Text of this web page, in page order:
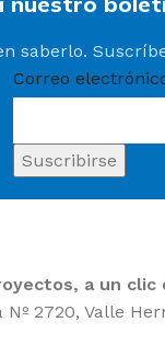
saberlo.
Correo
a un clic
2720, Valle